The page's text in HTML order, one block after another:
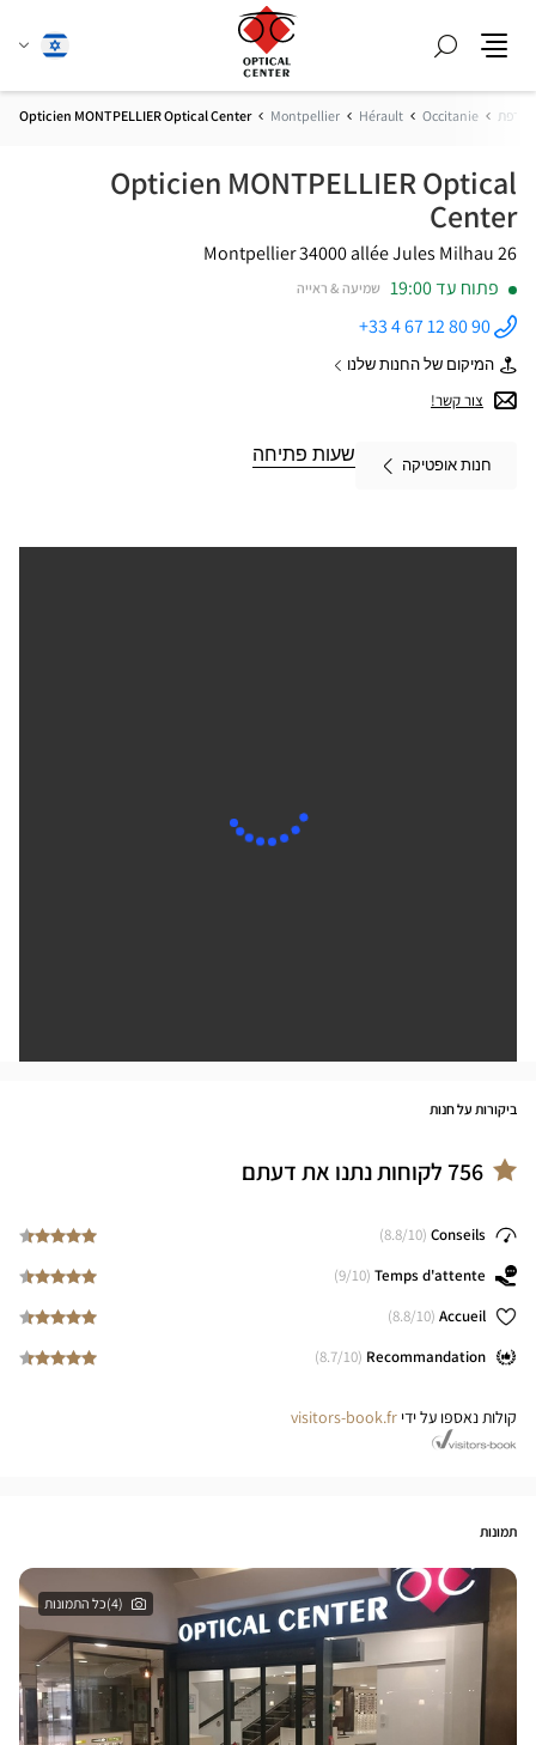
חפש
שנהעברית
צרפת Occitanie
Hérault
Montpellier
Opticien MONTPELLIER Optical Center
Opticien MONTPELLIER Optical
Center
26 allée Jules Milhau
34000 Montpellier
פתוח עד 19:00
שמיעה & ראייה
התקשר
לחנות
Opticien
MONTPELLIER
Optical
+33 4 67 12 80 90
המיקום של החנות שלנו של
Opticien
MONTPELLIER
צור קשר!
חנות אופטיקה
שעות פתיחה
ביקורות על חנות
756לקוחות נתנו את דעתם
Conseils
(
8.8/10)
Temps d'attente
(
9/10)
Accueil
(
8.8/10)
Recommandation
(
8.7/10)
קולות נאספו על ידי visitors-book.fr
תמונות
(4)כל התמונות